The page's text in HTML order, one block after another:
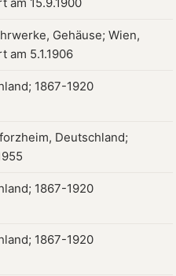
Gehäuse; Wien,
am 5.1.1906
1867-1920
Deutschland;
1867-1920
1867-1920